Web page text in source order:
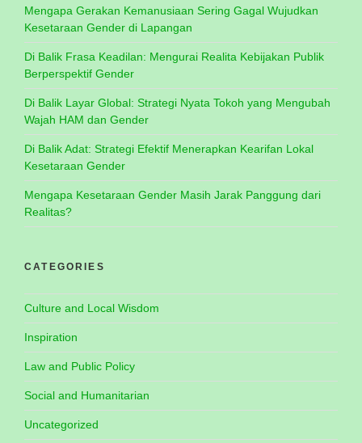
Mengapa Gerakan Kemanusiaan Sering Gagal Wujudkan
Kesetaraan Gender di Lapangan
Di Balik Frasa Keadilan: Mengurai Realita Kebijakan Publik
Berperspektif Gender
Di Balik Layar Global: Strategi Nyata Tokoh yang Mengubah
Wajah HAM dan Gender
Di Balik Adat: Strategi Efektif Menerapkan Kearifan Lokal
Kesetaraan Gender
Mengapa Kesetaraan Gender Masih Jarak Panggung dari
Realitas?
CATEGORIES
Culture and Local Wisdom
Inspiration
Law and Public Policy
Social and Humanitarian
Uncategorized